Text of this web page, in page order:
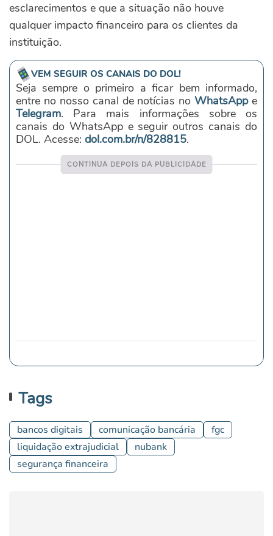
esclarecimentos e que a situação não houve
qualquer impacto financeiro para os clientes da
instituição.
VEM SEGUIR OS CANAIS DO DOL!
Seja sempre o primeiro a ficar bem informado,
entre no nosso canal de notícias noWhatsAppe
Telegram. Para mais informações sobre os
canais do WhatsApp e seguir outros canais do
DOL. Acesse: dol.com.br/n/828815.
Tags
bancos digitais comunicação bancária
fgc
liquidação extrajudicial
nubank
segurança financeira